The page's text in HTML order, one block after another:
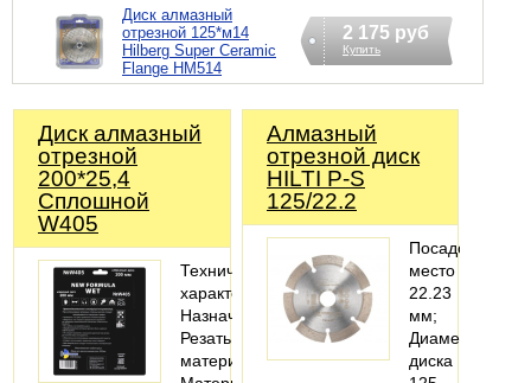
Диск алмазный
отрезной 125*м14
Hilberg Super Ceramic
Flange HM514
2 175 руб
Купить
Диск алмазный
отрезной
200*25,4
Сплошной
W405
Технические
характеристики
Назначение:
Резать
материал
Алмазный
отрезной диск
HILTI P-S
125/22.2
Посадочное
место
22.23
мм;
Диаметр
диска